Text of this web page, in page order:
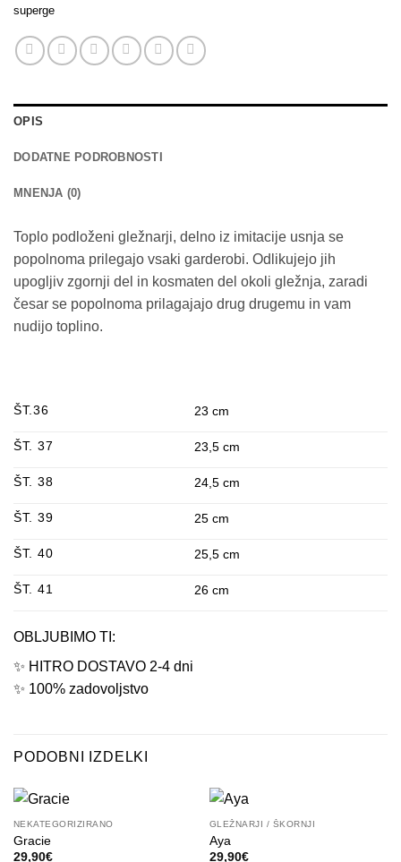
superge
OPIS
DODATNE PODROBNOSTI
MNENJA (0)
Toplo podloženi gležnarji, delno iz imitacije usnja se
popolnoma prilegajo vsaki garderobi. Odlikujejo jih
upogljiv zgornji del in kosmaten del okoli gležnja, zaradi
česar se popolnoma prilagajajo drug drugemu in vam
nudijo toplino.
ŠT.36 23 cm
ŠT. 37 23,5 cm
ŠT. 38 24,5 cm
ŠT. 39 25 cm
ŠT. 40 25,5 cm
ŠT. 41 26 cm
OBLJUBIMO TI:
✨ HITRO DOSTAVO 2-4 dni
✨ 100% zadovoljstvo
PODOBNI IZDELKI
NEKATEGORIZIRANO
Gracie
29,90€
GLEŽNARJI / ŠKORNJI
Aya
29,90€